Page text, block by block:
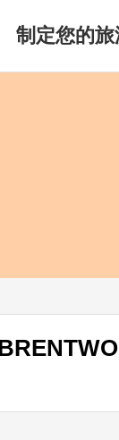
制定您的旅